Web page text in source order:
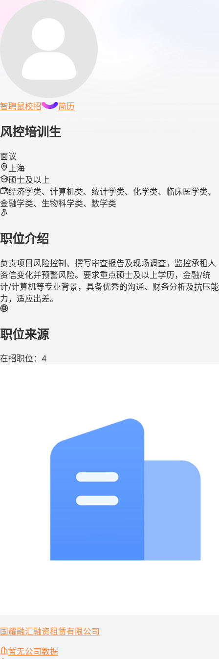
智聘鼠校招 简历
风控培训生
面议
上海
硕士及以上
经济学类、计算机类、统计学类、化学类、临床医学类、
金融学类、生物科学类、数学类
职位介绍
负责项目风险控制、撰写审查报告及现场调查，监控承租人
资信变化并预警风险。要求重点硕士及以上学历，金融/统
计/计算机等专业背景，具备优秀的沟通、财务分析及抗压能
力，适应出差。
职位来源
在招职位：4
国耀融汇融资租赁有限公司
暂无公司数据